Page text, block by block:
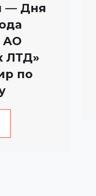
— Дня
АО
ЛТД»
по